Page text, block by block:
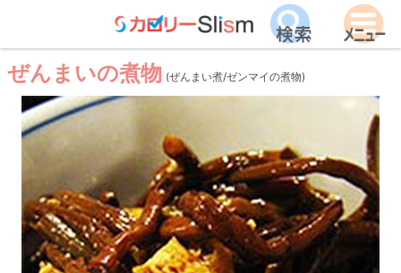
ぜんまいの煮物 (ぜんまい煮/ゼンマイの煮物)